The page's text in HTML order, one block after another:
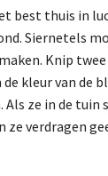
best thuis in
Siernetels
Knip
kleur van de
ze in de tuin
ze verdragen